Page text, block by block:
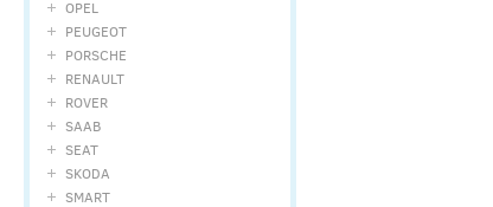
OPEL
PEUGEOT
PORSCHE
RENAULT
ROVER
SAAB
SEAT
SKODA
SMART